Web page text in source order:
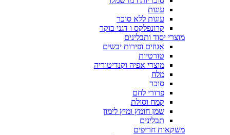
עוגות
עוגות ללא סוכר
קרונפלקס ו דגני בוקר
מוצרי יסוד ותבלינים
אגוזים ופירות יבשים
טורטיות
מוצרי אפיה וקנדיטוריה
מלח
סוכר
פרורי לחם
קמח וסולת
שמן חומץ ומיץ לימון
תבלינים
משקאות חריפים